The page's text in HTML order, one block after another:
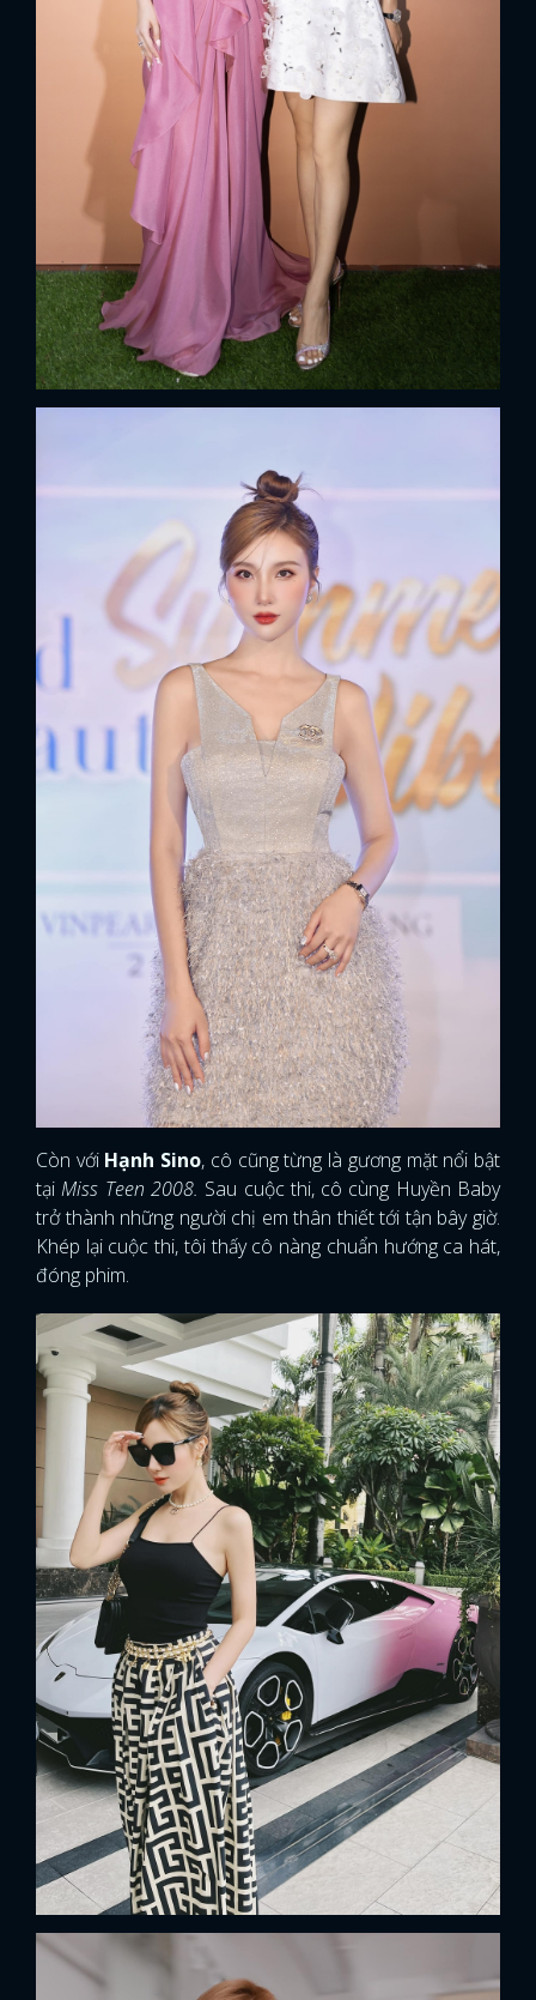
FACEBOOK GOOGLE
Còn với Hạnh Sino, cô cũng từng là gương mặt nổi bật
tạiMiss Teen 2008. Sau cuộc thi, cô cùng Huyền Baby
trở thành những người chị em thân thiết tới tận bây giờ.
Khép lại cuộc thi, tôi thấy cô nàng chuẩn hướng ca hát,
đóng phim.